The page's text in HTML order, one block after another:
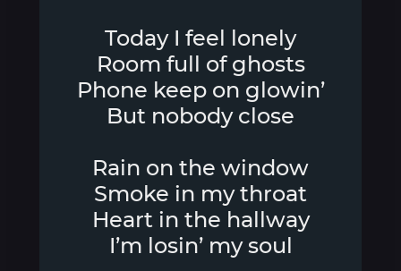
Today I feel lonely
Room full of ghosts
Phone keep on glowin’
But nobody close
Rain on the window
Smoke in my throat
Heart in the hallway
I’m losin’ my soul